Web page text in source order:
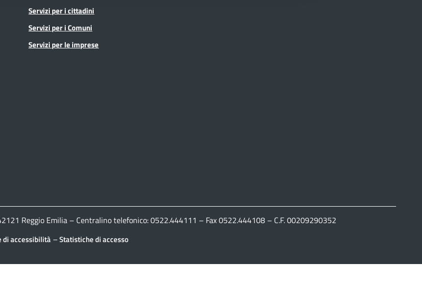
Servizi per i cittadini
Servizi per i Comuni
Servizi per le imprese
Reggio Emilia – Centralino telefonico: 0522.444111 – Fax 0522.444108 – C.F. 00209290352
di accessibilità –Statistiche di accesso